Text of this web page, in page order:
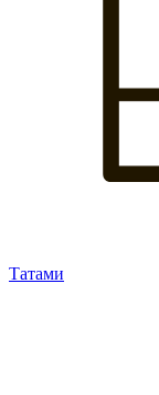
Татами